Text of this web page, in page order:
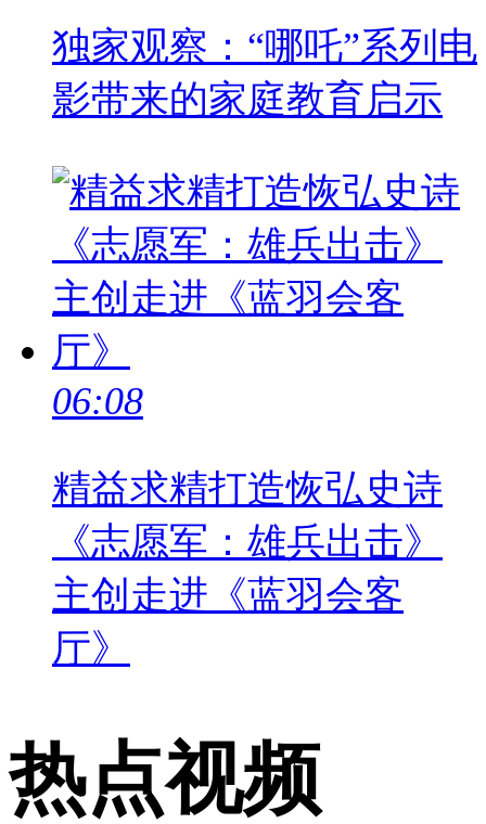
独家观察：“哪吒”系列电
影带来的家庭教育启示
06:08
精益求精打造恢弘史诗
《志愿军：雄兵出击》
主创走进《蓝羽会客
厅》
热点视频